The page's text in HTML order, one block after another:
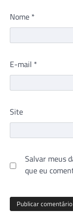
Nome *
E-mail *
Site
Salvar meus
que eu